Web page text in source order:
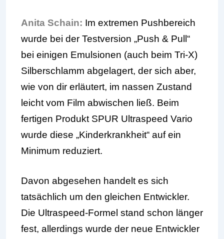
Anita Schain: Im extremen Pushbereich
wurde bei der Testversion „Push & Pull“
bei einigen Emulsionen (auch beim Tri-X)
Silberschlamm abgelagert, der sich aber,
wie von dir erläutert, im nassen Zustand
leicht vom Film abwischen ließ. Beim
fertigen Produkt SPUR Ultraspeed Vario
wurde diese „Kinderkrankheit“ auf ein
Minimum reduziert.
Davon abgesehen handelt es sich
tatsächlich um den gleichen Entwickler.
Die Ultraspeed-Formel stand schon länger
fest, allerdings wurde der neue Entwickler